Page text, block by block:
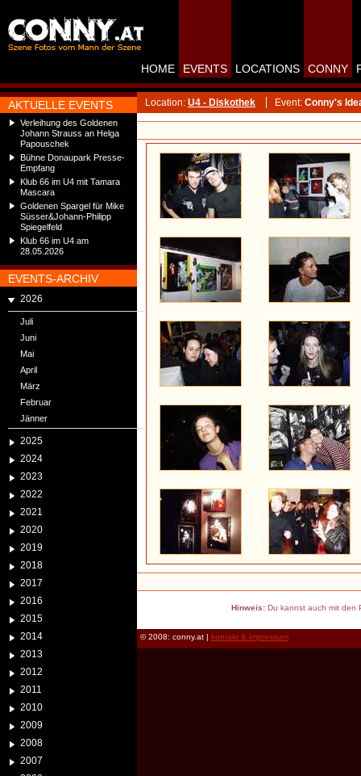
AKTUELLE EVENTS
Verleihung des Goldenen
Johann Strauss an Helga
Papouschek
Bühne Donaupark Presse-
Empfang
Klub 66 im U4 mit Tamara
Mascara
Goldenen Spargel für Mike
Süsser&Johann-Philipp
Spiegelfeld
Klub 66 im U4 am
28.05.2026
EVENTS-ARCHIV
2026
Juli
Juni
Mai
April
März
Februar
Jänner
2025
2024
2023
2022
2021
2020
2019
2018
2017
2016
2015
2014
2013
2012
2011
2010
2009
2008
2007
HOME EVENTS LOCATIONS CONNY
Location: U4 - Diskothek Event: Conny's
Hinweis:Du kannst auch mit den
© 2008: conny.at | kontakt & impressum